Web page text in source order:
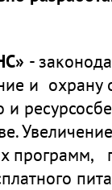
-
и
и
программ,